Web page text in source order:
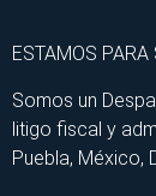
ESTAMOS PARA
Somos un
litigo fiscal y
Puebla, México,